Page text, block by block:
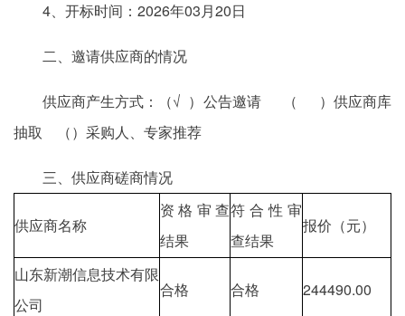
4、开标时间：2026年03月20日
二、邀请供应商的情况
供应商产生方式：（√ ）公告邀请 （ ）供应商库
抽取 （）采购人、专家推荐
三、供应商磋商情况
供应商名称
资格审查
结果
符合性审
查结果
报价（元）
山东新潮信息技术有限
公司
合格 合格 244490.00